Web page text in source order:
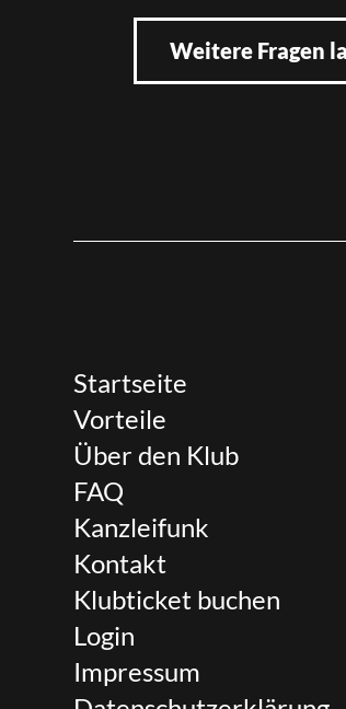
Weitere Fragen
Startseite
Vorteile
Über den Klub
FAQ
Kanzleifunk
Kontakt
Klubticket buchen
Login
Impressum